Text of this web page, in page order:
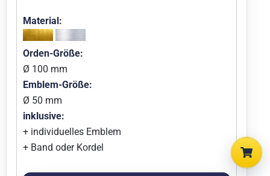
Material:
Orden-Größe:
Ø 100 mm
Emblem-Größe:
Ø 50 mm
inklusive:
+ individuelles Emblem
+ Band oder Kordel